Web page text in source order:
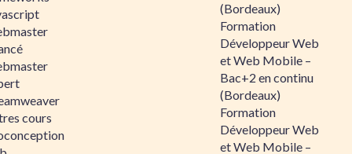
cours
(Bordeaux)
Formation
Développeur Web
et Web Mobile –
Bac+2 en continu
(Bordeaux)
Formation
Développeur Web
et Web Mobile –